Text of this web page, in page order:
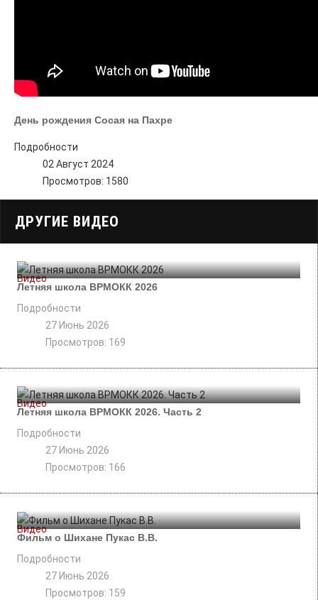
День рождения Сосая на Пахре
Подробности
02 Август 2024
Просмотров: 1580
ДРУГИЕ ВИДЕО
Видео
Летняя школа ВРМОКК 2026
Подробности
27 Июнь 2026
Просмотров: 169
Видео
Летняя школа ВРМОКК 2026. Часть 2
Подробности
27 Июнь 2026
Просмотров: 166
Видео
Фильм о Шихане Пукас В.В.
Подробности
27 Июнь 2026
Просмотров: 159